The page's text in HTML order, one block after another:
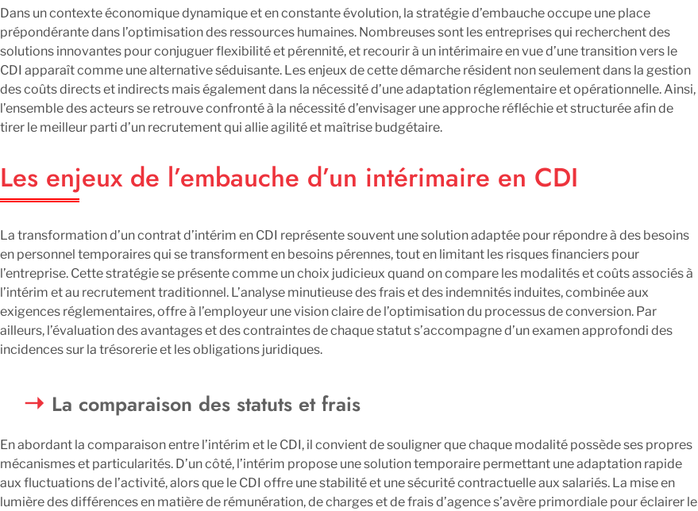
Dans un contexte économique dynamique et en constante évolution, la stratégie d’embauche occupe une place
prépondérante dans l’optimisation des ressources humaines. Nombreuses sont les entreprises qui recherchent des
solutions innovantes pour conjuguer flexibilité et pérennité, et recourir à un intérimaire en vue d’une transition vers le
CDI apparaît comme une alternative séduisante. Les enjeux de cette démarche résident non seulement dans la gestion
des coûts directs et indirects mais également dans la nécessité d’une adaptation réglementaire et opérationnelle. Ainsi,
l’ensemble des acteurs se retrouve confronté à la nécessité d’envisager une approche réfléchie et structurée afin de
tirer le meilleur parti d’un recrutement qui allie agilité et maîtrise budgétaire.
Les enjeux de l’embauche d’un intérimaire en CDI
La transformation d’un contrat d’intérim en CDI représente souvent une solution adaptée pour répondre à des besoins
en personnel temporaires qui se transforment en besoins pérennes, tout en limitant les risques financiers pour
l’entreprise. Cette stratégie se présente comme un choix judicieux quand on compare les modalités et coûts associés à
l’intérim et au recrutement traditionnel. L’analyse minutieuse des frais et des indemnités induites, combinée aux
exigences réglementaires, offre à l’employeur une vision claire de l’optimisation du processus de conversion. Par
ailleurs, l’évaluation des avantages et des contraintes de chaque statut s’accompagne d’un examen approfondi des
incidences sur la trésorerie et les obligations juridiques.
La comparaison des statuts et frais
En abordant la comparaison entre l’intérim et le CDI, il convient de souligner que chaque modalité possède ses propres
mécanismes et particularités. D’un côté, l’intérim propose une solution temporaire permettant une adaptation rapide
aux fluctuations de l’activité, alors que le CDI offre une stabilité et une sécurité contractuelle aux salariés. La mise en
lumière des différences en matière de rémunération, de charges et de frais d’agence s’avère primordiale pour éclairer le